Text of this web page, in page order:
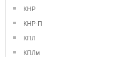
КНР
КНР-П
КПЛ
КПЛм